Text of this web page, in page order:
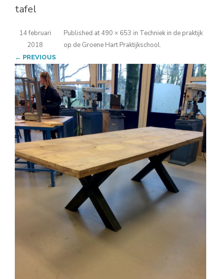
tafel
Published
14 februari
2018
at 490 × 653 in Techniek in de praktijk
op de Groene Hart Praktijkschool.
← PREVIOUS